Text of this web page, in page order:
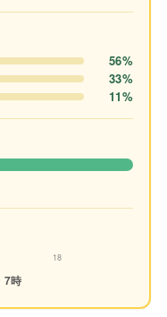
56%
33%
11%
18
7時